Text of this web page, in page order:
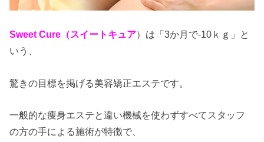
Sweet Cure（スイートキュア）は「3か月で-10ｋｇ」と
いう、
驚きの目標を掲げる美容矯正エステです。
一般的な痩身エステと違い機械を使わずすべてスタッフ
の方の手による施術が特徴で、